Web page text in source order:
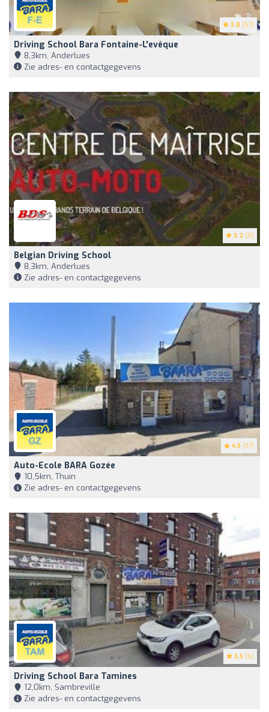
3.8 (57)
Driving School Bara Fontaine-L'evêque
8,3km, Anderlues
Zie adres- en contactgegevens
3.2 (9)
Belgian Driving School
8,3km, Anderlues
Zie adres- en contactgegevens
4.5 (37)
Auto-Ecole BARA Gozée
10,5km, Thuin
Zie adres- en contactgegevens
3.5 (6)
Driving School Bara Tamines
12,0km, Sambreville
Zie adres- en contactgegevens